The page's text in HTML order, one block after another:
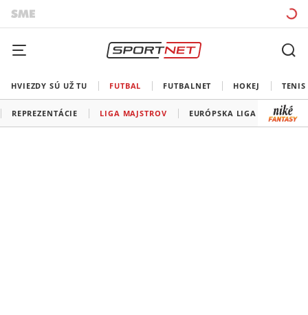
HVIEZDY SÚ UŽ TU FUTBAL FUTBALNET HOKEJ TENIS
REPREZENTÁCIE LIGA MAJSTROV EURÓPSKA LIGA